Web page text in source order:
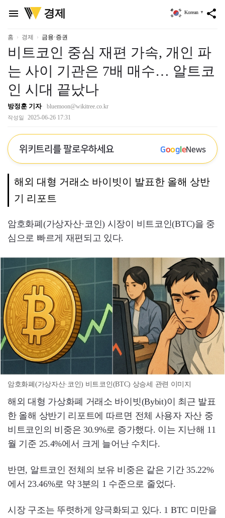
menu
위
키
리
경제 share
Korean ▼
홈 경제 금융·증권
비트코인 중심 재편 가속, 개인 파
는 사이 기관은 7배 매수… 알트코
인 시대 끝났나
방정훈 기자 bluemoon@wikitree.co.kr
작성일 2025-06-26 17:31
위키트리를 팔로우하세요 GoogleNews
해외 대형 거래소 바이빗이 발표한 올해 상반
기 리포트
암호화폐(가상자산·코인) 시장이 비트코인(BTC)을 중
심으로 빠르게 재편되고 있다.
암호화폐(가상자산·코인) 비트코인(BTC) 상승세 관련 이미지
해외 대형 가상화폐 거래소 바이빗(Bybit)이 최근 발표
한 올해 상반기 리포트에 따르면 전체 사용자 자산 중
비트코인의 비중은 30.9%로 증가했다. 이는 지난해 11
월 기준 25.4%에서 크게 늘어난 수치다.
반면, 알트코인 전체의 보유 비중은 같은 기간 35.22%
에서 23.46%로 약 3분의 1 수준으로 줄었다.
시장 구조는 뚜렷하게 양극화되고 있다. 1 BTC 미만을